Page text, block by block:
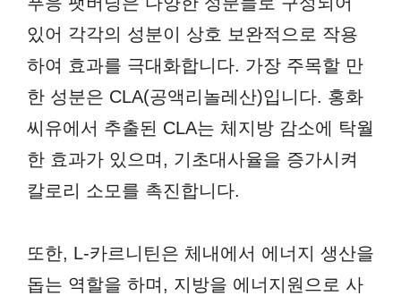
있어 각각의 성분이 상호 보완적으로 작용
하여 효과를 극대화합니다. 가장 주목할 만
한 성분은 CLA(공액리놀레산)입니다. 홍화
씨유에서 추출된 CLA는 체지방 감소에 탁월
한 효과가 있으며, 기초대사율을 증가시켜
칼로리 소모를 촉진합니다.
또한, L-카르니틴은 체내에서 에너지 생산을
돕는 역할을 하며, 지방을 에너지원으로 사